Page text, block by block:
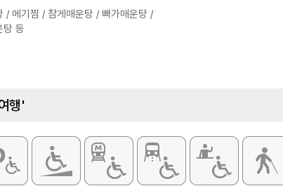
/ 메기찜 / 참게매운탕 / 빠가매운탕 /
탕 등
행'